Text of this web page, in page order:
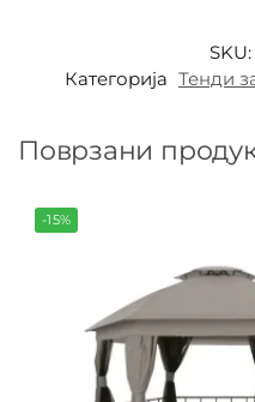
SKU:
Категорија Тенди
Поврзани
-15%